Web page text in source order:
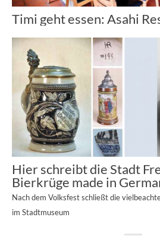
Timi geht essen: Asahi
Hier schreibt die Stadt
Bierkrüge made in
Nach dem Volksfest schließt die
im Stadtmuseum